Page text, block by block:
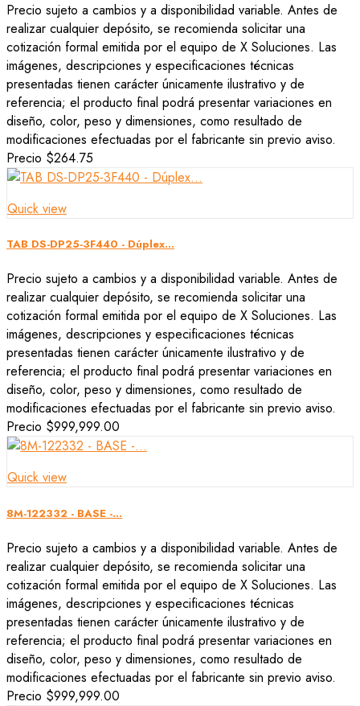
Precio sujeto a cambios y a disponibilidad variable. Antes de
realizar cualquier depósito, se recomienda solicitar una
cotización formal emitida por el equipo de X Soluciones. Las
imágenes, descripciones y especificaciones técnicas
presentadas tienen carácter únicamente ilustrativo y de
referencia; el producto final podrá presentar variaciones en
diseño, color, peso y dimensiones, como resultado de
modificaciones efectuadas por el fabricante sin previo aviso.
Precio $264.75
Quick view
TAB DS-DP25-3F440 - Dúplex...
Precio sujeto a cambios y a disponibilidad variable. Antes de
realizar cualquier depósito, se recomienda solicitar una
cotización formal emitida por el equipo de X Soluciones. Las
imágenes, descripciones y especificaciones técnicas
presentadas tienen carácter únicamente ilustrativo y de
referencia; el producto final podrá presentar variaciones en
diseño, color, peso y dimensiones, como resultado de
modificaciones efectuadas por el fabricante sin previo aviso.
Precio $999,999.00
Quick view
8M-122332 - BASE -...
Precio sujeto a cambios y a disponibilidad variable. Antes de
realizar cualquier depósito, se recomienda solicitar una
cotización formal emitida por el equipo de X Soluciones. Las
imágenes, descripciones y especificaciones técnicas
presentadas tienen carácter únicamente ilustrativo y de
referencia; el producto final podrá presentar variaciones en
diseño, color, peso y dimensiones, como resultado de
modificaciones efectuadas por el fabricante sin previo aviso.
Precio $999,999.00